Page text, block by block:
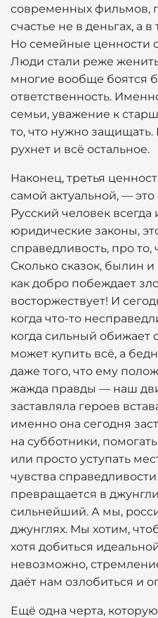
современных фильмов,
счастье не в деньгах, а
Но семейные ценности
Люди стали реже
многие вообще боятся
ответственность.
семьи, уважение к
то, что нужно защищать.
рухнет и всё остальное.
Наконец, третья
самой актуальной, —
Русский человек
юридические законы,
справедливость, про то,
Сколько сказок, былин
как добро побеждает
восторжествует! И
когда что-то
когда сильный обижает
может купить всё, а
даже того, что ему
жажда правды — наш
заставляла героев
именно она сегодня
на субботники,
или просто уступать
чувства
превращается в
сильнейший. А мы,
джунглях. Мы хотим,
хотя добиться
невозможно,
даёт нам озлобиться и
Ещё одна черта,